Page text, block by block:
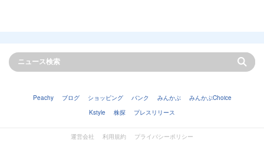
Peachy ブログ ショッピング バンク みんかぶ
みんかぶChoice
Kstyle
株探 プレスリリース
運営会社 利用規約
プライバシーポリシー